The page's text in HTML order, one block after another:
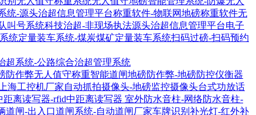
统-源头治超信息管理平台称重软件-物联网地磅称重软件无
叫号系统科技治超-非现场执法源头治超信息管理平台电子
统定量装车系统-煤炭煤矿定量装车系统扫码过磅-扫码预约
超系统-公路综合治超管理系统
防作弊无人值守称重智能道闸地磅防作弊-地磅防控仪衡器
海工控机厂家自动抓拍摄像头-地磅监控摄像头台式功放话
距离读写器-rfid中距离读写器 室外防水音柱-网络防水音柱-
道闸-出入口道闸系统-自动道闸厂家车牌识别补光灯-红外补